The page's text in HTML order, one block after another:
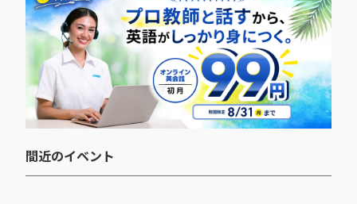
間近のイベント​